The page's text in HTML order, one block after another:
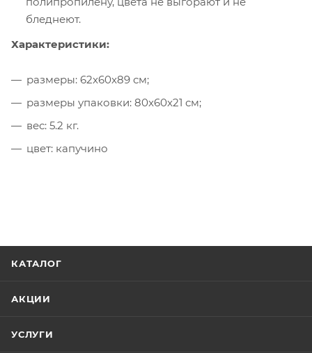
бледнеют.
Характеристики:
размеры: 62x60x89 см;
размеры упаковки: 80x60x21 см;
вес: 5.2 кг.
цвет: капучино
КАТАЛОГ
АКЦИИ
УСЛУГИ